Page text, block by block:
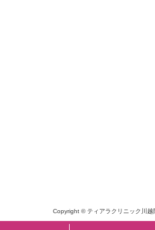
Copyright © ティアラクリニック川